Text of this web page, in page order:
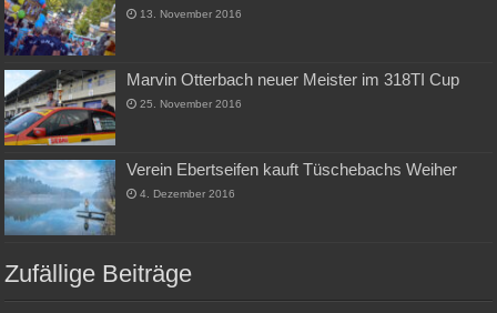
13. November 2016
Marvin Otterbach neuer Meister im 318TI Cup
25. November 2016
Verein Ebertseifen kauft Tüschebachs Weiher
4. Dezember 2016
Zufällige Beiträge